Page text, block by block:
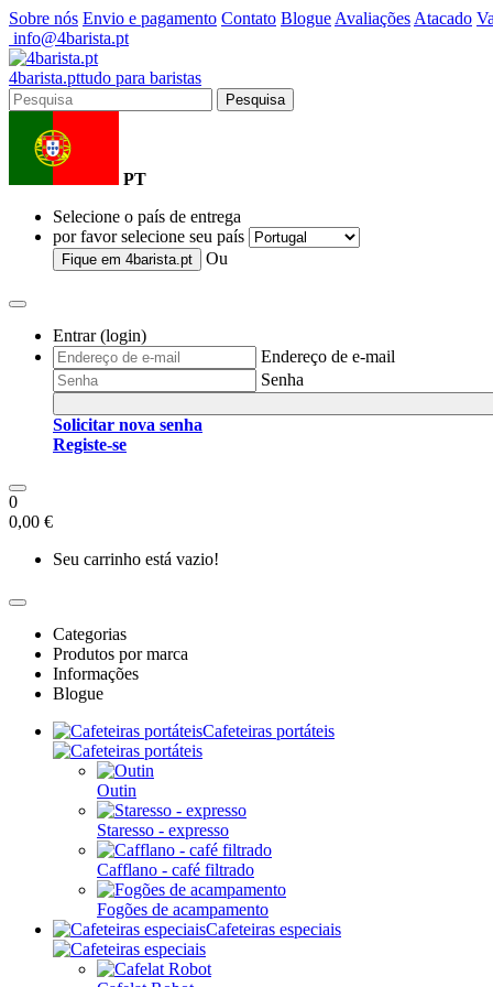
Sobre nós Envio e pagamento Contato Blogue Avaliações Atacado
info@4barista.pt
4barista.pttudo para baristas
Pesquisa
PT
Selecione o país de entrega
por favor selecione seu país
Fique em 4barista.pt Ou
Entrar (login)
Endereço de e-mail
Senha
Solicitar nova senha
Registe-se
0
0,00 €
Seu carrinho está vazio!
Categorias
Produtos por marca
Informações
Blogue
Cafeteiras portáteis
Outin
Staresso - expresso
Cafflano - café filtrado
Fogões de acampamento
Cafeteiras especiais